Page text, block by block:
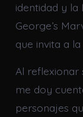
identidad y
George’s
que invita a
Al reflexionar
me doy
personajes